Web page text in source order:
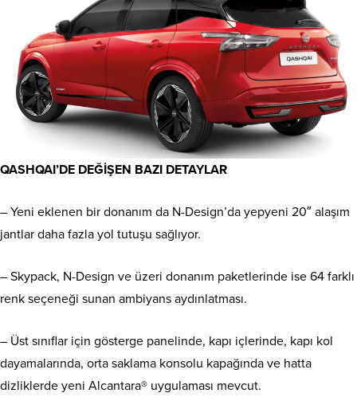
QASHQAI’DE DEĞİŞEN BAZI DETAYLAR
– Yeni eklenen bir donanım da N-Design’da yepyeni 20″ alaşım
jantlar daha fazla yol tutuşu sağlıyor.
– Skypack, N-Design ve üzeri donanım paketlerinde ise 64 farklı
renk seçeneği sunan ambiyans aydınlatması.
– Üst sınıflar için gösterge panelinde, kapı içlerinde, kapı kol
dayamalarında, orta saklama konsolu kapağında ve hatta
dizliklerde yeni Alcantara® uygulaması mevcut.